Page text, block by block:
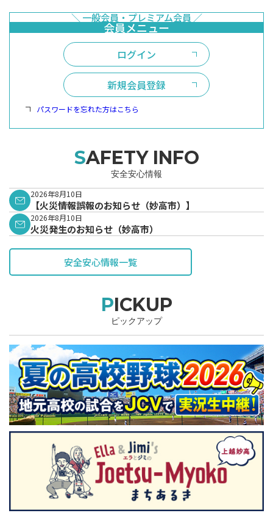
ログイン
新規会員登録
パスワードを忘れた方はこちら
SAFETY INFO
安全安心情報
2026年8月10日
【火災情報誤報のお知らせ（妙高市）】
2026年8月10日
火災発生のお知らせ（妙高市）
安全安心情報一覧
PICKUP
ピックアップ